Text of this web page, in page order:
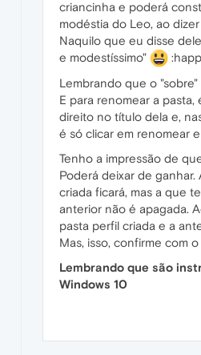
criancinha e poderá
modéstia do Leo, ao
Naquilo que eu disse
e modestíssimo"
Lembrando que o
E para renomear a pasta,
direito no título dela e,
é só clicar em renomear
Tenho a impressão de
Poderá deixar de ganhar.
criada ficará, mas a que
anterior não é apagada.
pasta perfil criada e a
Mas, isso, confirme com o
Lembrando que são
Windows 10